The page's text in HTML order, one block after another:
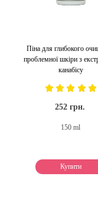
Піна для глибокого
проблемної шкіри з
канабісу
252 грн.
150 ml
Купити